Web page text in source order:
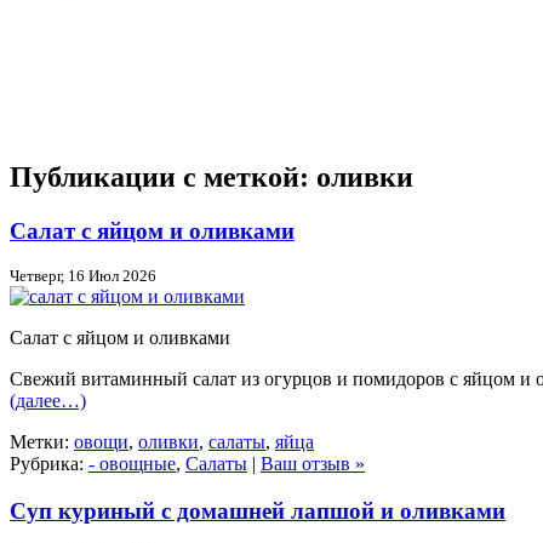
Публикации с меткой: оливки
Салат с яйцом и оливками
Четверг, 16 Июл 2026
Салат с яйцом и оливками
Свежий витаминный салат из огурцов и помидоров с яйцом и
(далее…)
Метки: овощи, оливки, салаты, яйца
Рубрика: - овощные, Салаты | Ваш отзыв »
Суп куриный с домашней лапшой и оливками